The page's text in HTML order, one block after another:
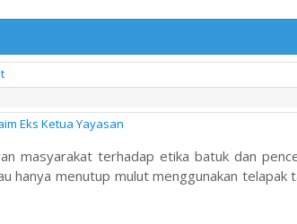
Eks Ketua Yayasan
masyarakat terhadap etika batuk dan
hanya menutup mulut menggunakan telapak